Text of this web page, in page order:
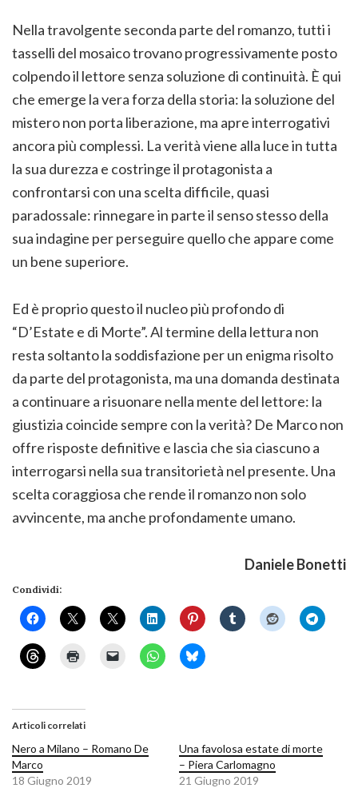
Nella travolgente seconda parte del romanzo, tutti i
tasselli del mosaico trovano progressivamente posto
colpendo il lettore senza soluzione di continuità. È qui
che emerge la vera forza della storia: la soluzione del
mistero non porta liberazione, ma apre interrogativi
ancora più complessi. La verità viene alla luce in tutta
la sua durezza e costringe il protagonista a
confrontarsi con una scelta difficile, quasi
paradossale: rinnegare in parte il senso stesso della
sua indagine per perseguire quello che appare come
un bene superiore.
Ed è proprio questo il nucleo più profondo di
“D’Estate e di Morte”. Al termine della lettura non
resta soltanto la soddisfazione per un enigma risolto
da parte del protagonista, ma una domanda destinata
a continuare a risuonare nella mente del lettore: la
giustizia coincide sempre con la verità? De Marco non
offre risposte definitive e lascia che sia ciascuno a
interrogarsi nella sua transitorietà nel presente. Una
scelta coraggiosa che rende il romanzo non solo
avvincente, ma anche profondamente umano.
Daniele Bonetti
Condividi:
Articoli correlati
Nero a Milano – Romano De
Marco
18 Giugno 2019
Una favolosa estate di morte
– Piera Carlomagno
21 Giugno 2019